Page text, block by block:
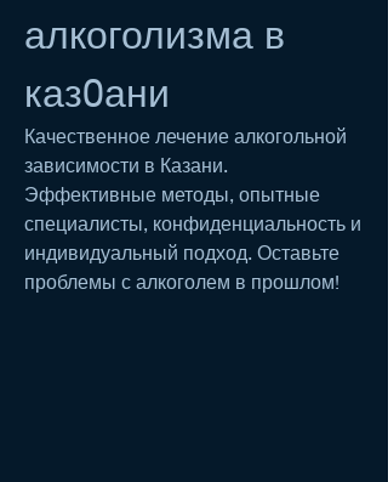
алкоголизма в
каз0ани
Качественное лечение алкогольной
зависимости в Казани.
Эффективные методы, опытные
специалисты, конфиденциальность и
индивидуальный подход. Оставьте
проблемы с алкоголем в прошлом!